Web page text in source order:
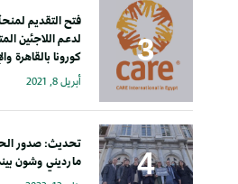
فتح التقديم
لدعم اللاجئين
كورونا بالقاهرة
أبريل 8, 2021
تحديث: صدور
مارديني وشون بيندر